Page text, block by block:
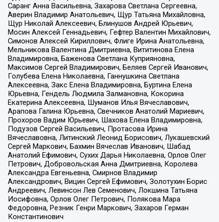
Саранг Анна Васильевна, Захарова Светлана Сергеевна,
Аверин Владимир Анатольевич, Щур Татьяна Михайловна,
Щур Николай Алексеевич, Блинушов Андрей Юрьевич,
Мосин Алексей Геннадьевич, Гефтер Валентин Михайлович,
Симонов Алексей Кириллович, Флиге Ирина Анатольевна,
Мельникова Валентина Дмитриевна, Вититинова Елена
Владимировна, Баженова Светлана Куприяновна,
Максимов Сергей Владимирович, Беляев Сергей Иванович,
Голубева Елена Николаевна, Ганнушкина Светлана
Алексеевна, Закс Елена Владимировна, Буртина Елена
Юрьевна, Гендель Людмила Залмановна, Кокорина
Екатерина Алексеевна, Шуманов Илья Вячеславович,
Арапова Галина Юрьевна, Свечников Анатолий Мариевич,
Прохоров Вадим Юрьевич, Шахова Елена Владимировна,
Подузов Сергей Васильевич, Протасова Ирина
Вячеславовна, Литинский Леонид Борисович, Лукашевский
Сергей Маркович, Бахмин Вячеслав Иванович, Шабад
Анатолий Ефимович, Сухих Дарья Николаевна, Орлов Олег
Петрович, Добровольская Анна Дмитриевна, Королева
Александра Евгеньевна, Смирнов Владимир
Александрович, Вицин Сергей Ефимович, Золотухин Борис
Андреевич, Левинсон Лев Семенович, Локшина Татьяна
Иосифовна, Орлов Олег Петрович, Полякова Мара
Федоровна, Резник Генри Маркович, Захаров Герман
Константинович